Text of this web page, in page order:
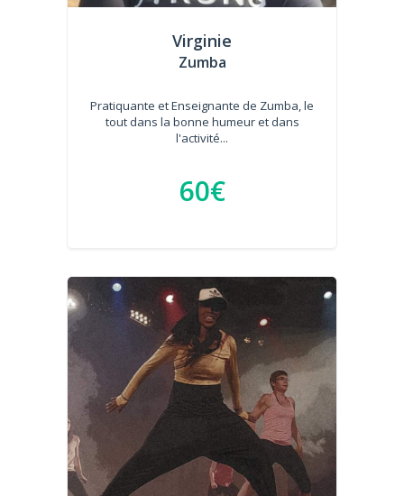
Virginie
Zumba
Pratiquante et Enseignante de Zumba, le
tout dans la bonne humeur et dans
l'activité...
60€